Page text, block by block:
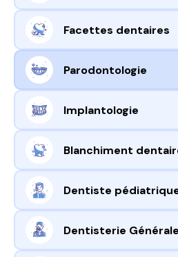
Facettes dentaires
Parodontologie
Implantologie
Blanchiment
Dentiste
Dentisterie Générale